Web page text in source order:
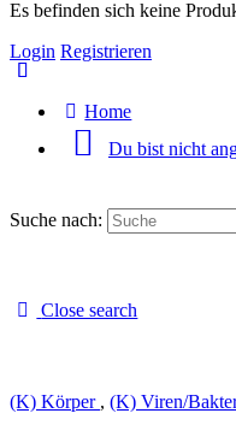
Es befinden sich keine
Login Registrieren
Home
Du bist nicht
Suche nach:
Close search
(K) Körper , (K) Viren/